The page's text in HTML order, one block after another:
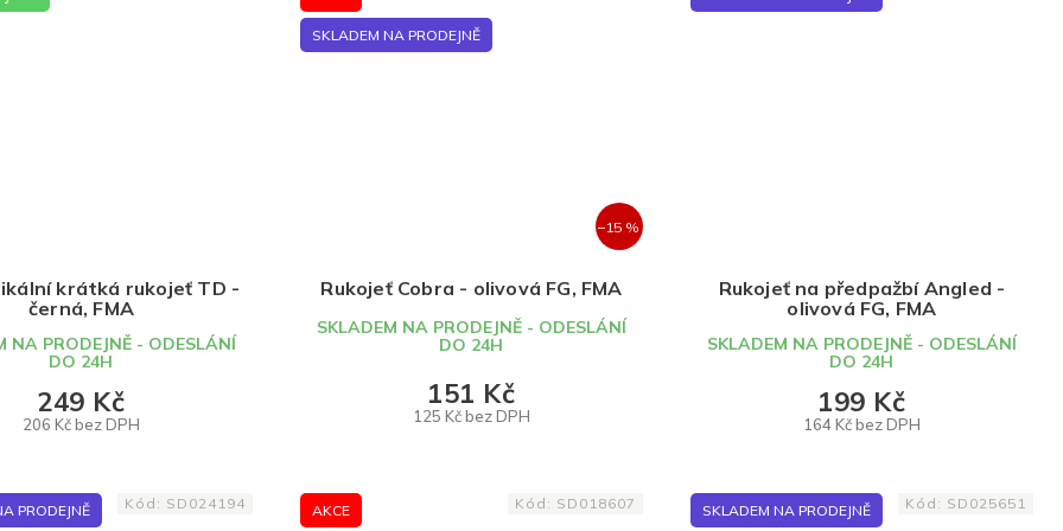
krátká rukojeť TD -
černá, FMA
NA PRODEJNĚ - ODESLÁNÍ
DO 24H
206 Kč bez DPH
249 Kč
SKLADEM NA PRODEJNĚ
–15 %
Rukojeť Cobra - olivová FG, FMA
SKLADEM NA PRODEJNĚ - ODESLÁNÍ
DO 24H
125 Kč bez DPH
151 Kč
Rukojeť na předpažbí Angled -
olivová FG, FMA
SKLADEM NA PRODEJNĚ - ODESLÁNÍ
DO 24H
164 Kč bez DPH
199 Kč
PRODEJNĚ Kód: SD024194 AKCE Kód: SD018607 SKLADEM NA PRODEJNĚ Kód: SD025651